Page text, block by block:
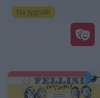
Na sygnale